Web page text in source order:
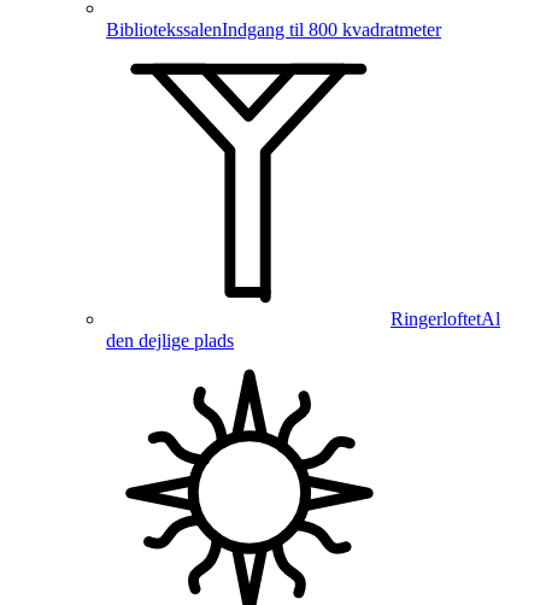
BibliotekssalenIndgang til 800 kvadratmeter
RingerloftetAl
den dejlige plads